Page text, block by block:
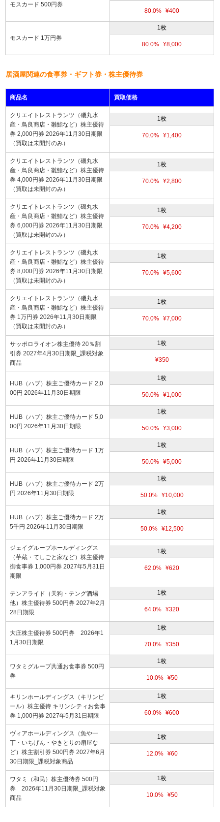
モスカード 500円券
80.0% ¥400
モスカード 1万円券
1枚
80.0% ¥8,000
居酒屋関連の食事券・ギフト券・株主優待券
商品名 買取価格
クリエイトレストランツ（磯丸水
産・鳥良商店・雛鮨など）株主優待
券 2,000円券 2026年11月30日期限
（買取は未開封のみ）
1枚
70.0% ¥1,400
クリエイトレストランツ（磯丸水
産・鳥良商店・雛鮨など）株主優待
券 4,000円券 2026年11月30日期限
（買取は未開封のみ）
1枚
70.0% ¥2,800
クリエイトレストランツ（磯丸水
産・鳥良商店・雛鮨など）株主優待
券 6,000円券 2026年11月30日期限
（買取は未開封のみ）
1枚
70.0% ¥4,200
クリエイトレストランツ（磯丸水
産・鳥良商店・雛鮨など）株主優待
券 8,000円券 2026年11月30日期限
（買取は未開封のみ）
1枚
70.0% ¥5,600
クリエイトレストランツ（磯丸水
産・鳥良商店・雛鮨など）株主優待
券 1万円券 2026年11月30日期限
（買取は未開封のみ）
1枚
70.0% ¥7,000
サッポロライオン株主優待 20％割
引券 2027年4月30日期限_課税対象
商品
1枚
¥350
HUB（ハブ）株主ご優待カード 2,0
00円 2026年11月30日期限
1枚
50.0% ¥1,000
HUB（ハブ）株主ご優待カード 5,0
00円 2026年11月30日期限
1枚
50.0% ¥3,000
HUB（ハブ）株主ご優待カード 1万
円 2026年11月30日期限
1枚
50.0% ¥5,000
HUB（ハブ）株主ご優待カード 2万
円 2026年11月30日期限
1枚
50.0% ¥10,000
HUB（ハブ）株主ご優待カード 2万
5千円 2026年11月30日期限
1枚
50.0% ¥12,500
ジェイグループホールディングス
（芋蔵・てしごと家など）株主優待
御食事券 1,000円券 2027年5月31日
期限
1枚
62.0% ¥620
テンアライド（天狗・テング酒場
他）株主優待券 500円券 2027年2月
28日期限
1枚
64.0% ¥320
大庄株主優待券 500円券 2026年1
1月30日期限
1枚
70.0% ¥350
ワタミグループ共通お食事券 500円
券
1枚
10.0% ¥50
キリンホールディングス（キリンビ
ール）株主優待 キリンシティお食事
券 1,000円券 2027年5月31日期限
1枚
60.0% ¥600
ヴィアホールディングス（魚や一
丁・いちげん・やきとりの扇屋な
ど）株主割引券 500円券 2027年6月
30日期限_課税対象商品
1枚
12.0% ¥60
ワタミ（和民）株主優待券 500円
券 2026年11月30日期限_課税対象
商品
1枚
10.0% ¥50